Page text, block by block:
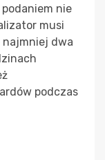
nie
musi
najmniej dwa
podczas